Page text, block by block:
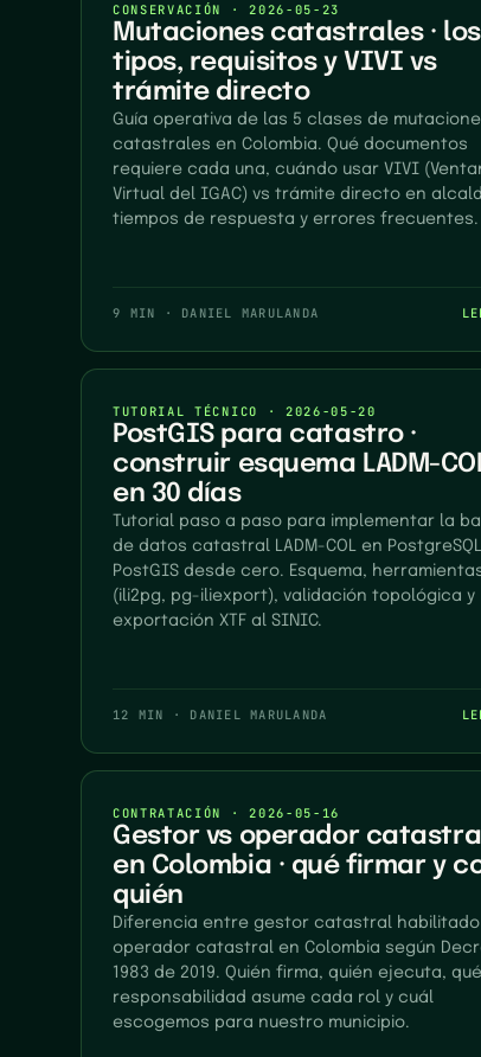
CONSERVACIÓN ·2026-05-23
Mutaciones catastrales ·
tipos, requisitos y VIVI vs
trámite directo
Guía operativa de las 5 clases de
catastrales en Colombia. Qué documentos
requiere cada una, cuándo usar VIVI
Virtual del IGAC) vs trámite directo en
tiempos de respuesta y errores frecuentes.
9 MIN · DANIEL MARULANDA
TUTORIAL TÉCNICO · 2026-05-20
PostGIS para catastro ·
construir esquema LADM-
en 30 días
Tutorial paso a paso para implementar la
de datos catastral LADM-COL en
PostGIS desde cero. Esquema,
(ili2pg, pg-iliexport), validación topológica y
exportación XTF al SINIC.
12 MIN · DANIEL MARULANDA
CONTRATACIÓN ·2026-05-16
Gestor vs operador
en Colombia · qué firmar y
quién
Diferencia entre gestor catastral habilitado
operador catastral en Colombia según
1983 de 2019. Quién firma, quién ejecuta, qué
responsabilidad asume cada rol y cuál
escogemos para nuestro municipio.